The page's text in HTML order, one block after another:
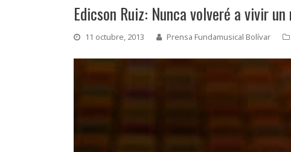
Edicson Ruiz: Nunca volveré a vivir
11 octubre, 2013 Prensa Fundamusical Bolívar